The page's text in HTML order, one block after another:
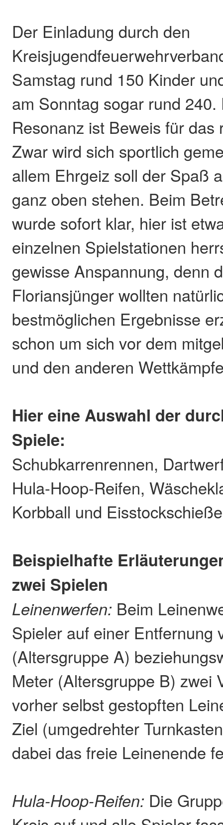
Der Einladung durch den
Samstag rund 150 Kinder
am Sonntag sogar rund
Resonanz ist Beweis für das
Zwar wird sich sportlich
allem Ehrgeiz soll der Spaß
ganz oben stehen. Beim
wurde sofort klar, hier ist
einzelnen Spielstationen
gewisse Anspannung, denn
Floriansjünger wollten
bestmöglichen Ergebnisse
schon um sich vor dem
und den anderen
Hier eine Auswahl der
Spiele:
Schubkarrenrennen,
Hula-Hoop-Reifen,
Korbball und
Beispielhafte
zwei Spielen
Leinenwerfen: Beim
Spieler auf einer Entfernung
(Altersgruppe A)
Meter (Altersgruppe B) zwei
vorher selbst gestopften
Ziel (umgedrehter
dabei das freie Leinenende
Hula-Hoop-Reifen: Die